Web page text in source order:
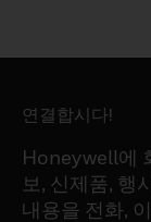
연결합시다!
Honeywell에
보, 신제품, 행
내용을 전화,